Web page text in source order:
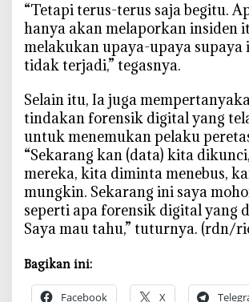
“Tetapi terus-terus saja begitu.
hanya akan melaporkan insiden
melakukan upaya-upaya supaya
tidak terjadi,” tegasnya.
Selain itu, Ia juga
tindakan forensik digital yang
untuk menemukan pelaku
“Sekarang kan (data) kita
mereka, kita diminta menebus,
mungkin. Sekarang ini saya
seperti apa forensik digital yang
Saya mau tahu,” tuturnya. (rdn/
Bagikan ini:
Facebook X